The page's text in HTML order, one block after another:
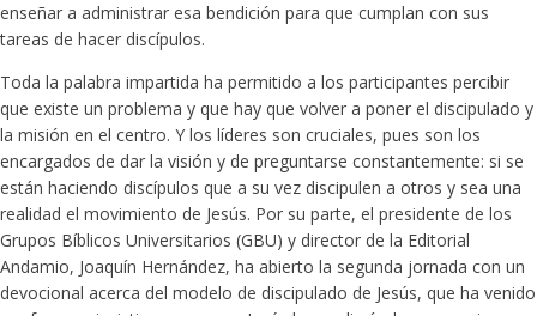
enseñar a administrar esa bendición para que cumplan con sus
tareas de hacer discípulos.
Toda la palabra impartida ha permitido a los participantes percibir
que existe un problema y que hay que volver a poner el discipulado y
la misión en el centro. Y los líderes son cruciales, pues son los
encargados de dar la visión y de preguntarse constantemente: si se
están haciendo discípulos que a su vez discipulen a otros y sea una
realidad el movimiento de Jesús. Por su parte, el presidente de los
Grupos Bíblicos Universitarios (GBU) y director de la Editorial
Andamio, Joaquín Hernández, ha abierto la segunda jornada con un
devocional acerca del modelo de discipulado de Jesús, que ha venido